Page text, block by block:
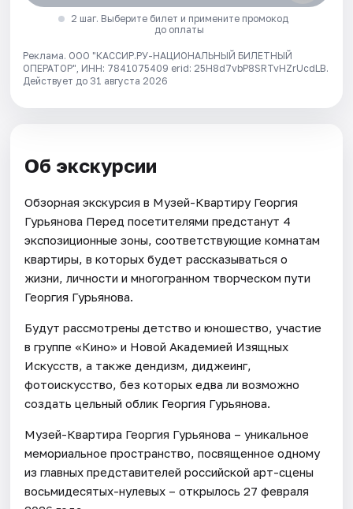
2 шаг. Выберите билет и примените промокод
до оплаты
Реклама. ООО "КАССИР.РУ-НАЦИОНАЛЬНЫЙ БИЛЕТНЫЙ
ОПЕРАТОР", ИНН: 7841075409 erid: 25H8d7vbP8SRTvHZrUcdLB.
Действует до 31 августа 2026
Об экскурсии
Обзорная экскурсия в Музей-Квартиру Георгия
Гурьянова Перед посетителями предстанут 4
экспозиционные зоны, соответствующие комнатам
квартиры, в которых будет рассказываться о
жизни, личности и многогранном творческом пути
Георгия Гурьянова.
Будут рассмотрены детство и юношество, участие
в группе «Кино» и Новой Академией Изящных
Искусств, а также дендизм, диджеинг,
фотоискусство, без которых едва ли возможно
создать цельный облик Георгия Гурьянова.
Музей-Квартира Георгия Гурьянова – уникальное
мемориальное пространство, посвященное одному
из главных представителей российской арт-сцены
восьмидесятых-нулевых – открылось 27 февраля